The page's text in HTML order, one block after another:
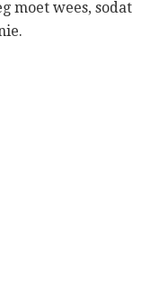
moet wees, sodat